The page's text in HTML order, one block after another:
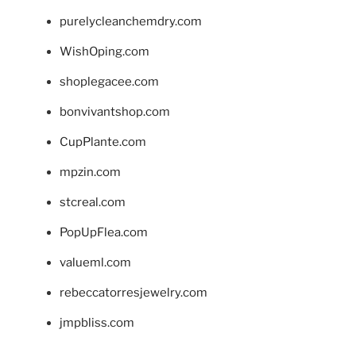
purelycleanchemdry.com
WishOping.com
shoplegacee.com
bonvivantshop.com
CupPlante.com
mpzin.com
stcreal.com
PopUpFlea.com
valueml.com
rebeccatorresjewelry.com
jmpbliss.com